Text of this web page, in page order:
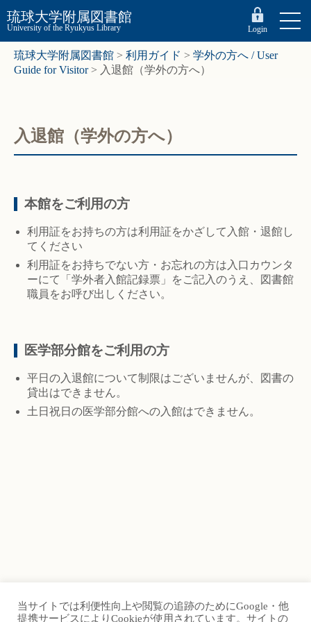
琉球大学附属図書館
University of the Ryukyus Library Login
琉球大学附属図書館 > 利用ガイド > 学外の方へ / User
Guide for Visitor> 入退館（学外の方へ）
入退館（学外の方へ）
本館をご利用の方
利用証をお持ちの方は利用証をかざして入館・退館し
てください
利用証をお持ちでない方・お忘れの方は入口カウンタ
ーにて「学外者入館記録票」をご記入のうえ、図書館
職員をお呼び出しください。
医学部分館をご利用の方
平日の入退館について制限はございませんが、図書の
貸出はできません。
土日祝日の医学部分館への入館はできません。
TOP Site Map
当サイトでは利便性向上や閲覧の追跡のためにGoogle・他
提携サービスによりCookieが使用されています。サイトの